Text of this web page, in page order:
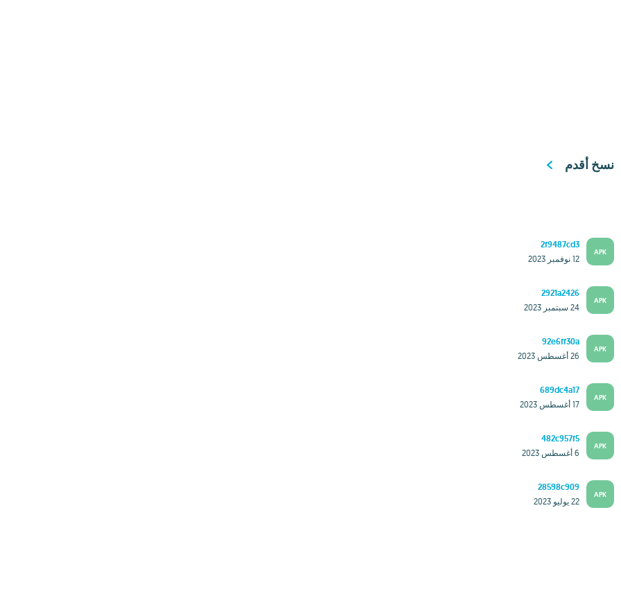
نسخ أقدم
APK
2f9487cd3
12 نوفمبر 2023
APK
2921a2426
24 سبتمبر 2023
APK
92e6ff30a
26 أغسطس 2023
APK
689dc4a17
17 أغسطس 2023
APK
482c957f5
6 أغسطس 2023
APK
28598c909
22 يوليو 2023